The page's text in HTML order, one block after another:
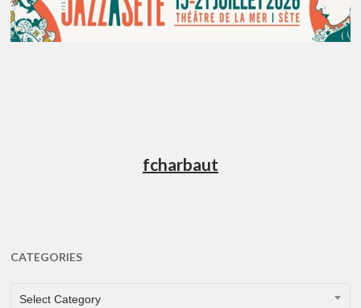
fcharbaut
CATEGORIES
CATEGORIES
Select Category